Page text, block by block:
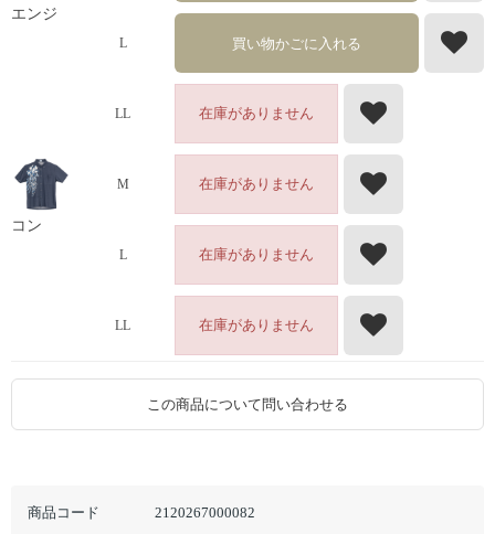
商品コード 2120267000082
エンジ
L 買い物かごに入れる
LL 在庫がありません
コン
M 在庫がありません
L 在庫がありません
LL 在庫がありません
この商品について問い合わせる